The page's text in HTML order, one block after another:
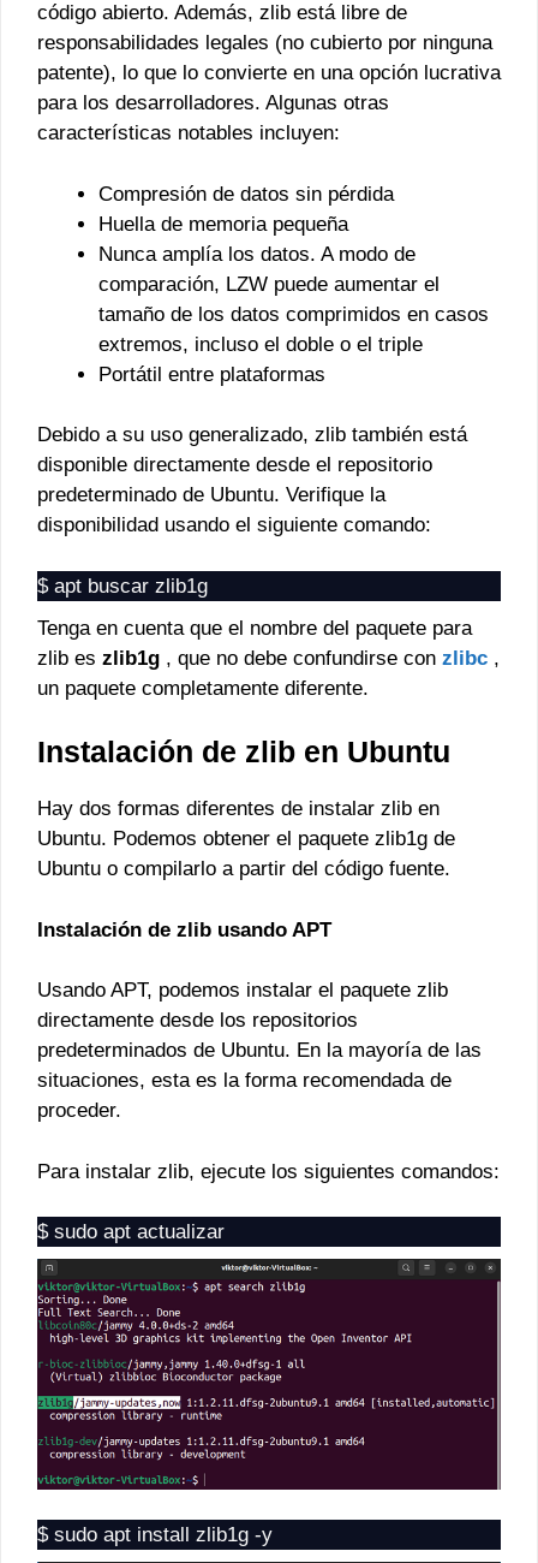
código abierto. Además, zlib está libre de
responsabilidades legales (no cubierto por ninguna
patente), lo que lo convierte en una opción lucrativa
para los desarrolladores. Algunas otras
características notables incluyen:
Compresión de datos sin pérdida
Huella de memoria pequeña
Nunca amplía los datos. A modo de
comparación, LZW puede aumentar el
tamaño de los datos comprimidos en casos
extremos, incluso el doble o el triple
Portátil entre plataformas
Debido a su uso generalizado, zlib también está
disponible directamente desde el repositorio
predeterminado de Ubuntu. Verifique la
disponibilidad usando el siguiente comando:
$ apt buscar zlib1g
Tenga en cuenta que el nombre del paquete para
zlib es zlib1g , que no debe confundirse con zlibc ,
un paquete completamente diferente.
Instalación de zlib en Ubuntu
Hay dos formas diferentes de instalar zlib en
Ubuntu. Podemos obtener el paquete zlib1g de
Ubuntu o compilarlo a partir del código fuente.
Instalación de zlib usando APT
Usando APT, podemos instalar el paquete zlib
directamente desde los repositorios
predeterminados de Ubuntu. En la mayoría de las
situaciones, esta es la forma recomendada de
proceder.
Para instalar zlib, ejecute los siguientes comandos:
$ sudo apt actualizar
$ sudo apt install zlib1g -y